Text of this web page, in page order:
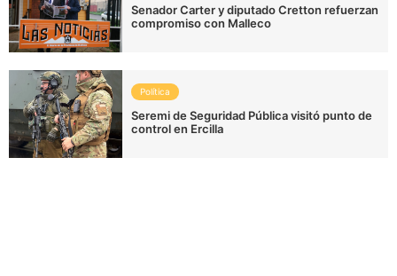
Senador Carter y diputado Cretton refuerzan
compromiso con Malleco
Política
Seremi de Seguridad Pública visitó punto de
control en Ercilla